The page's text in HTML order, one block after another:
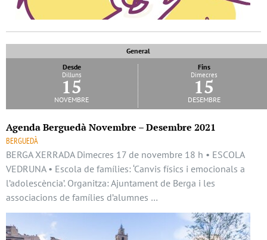
General
Desde
Dilluns
15
novembre
Fins
Dimecres
15
desembre
Agenda Berguedà Novembre – Desembre 2021
BERGUEDÀ
BERGA XERRADA Dimecres 17 de novembre 18 h • ESCOLA
VEDRUNA • Escola de famílies: ‘Canvis físics i emocionals a
l’adolescència’. Organitza: Ajuntament de Berga i les
associacions de famílies d’alumnes …